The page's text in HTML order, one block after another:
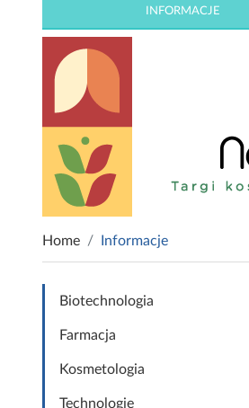
INFORMACJE
Home Informacje
Biotechnologia
Farmacja
Kosmetologia
Technologie